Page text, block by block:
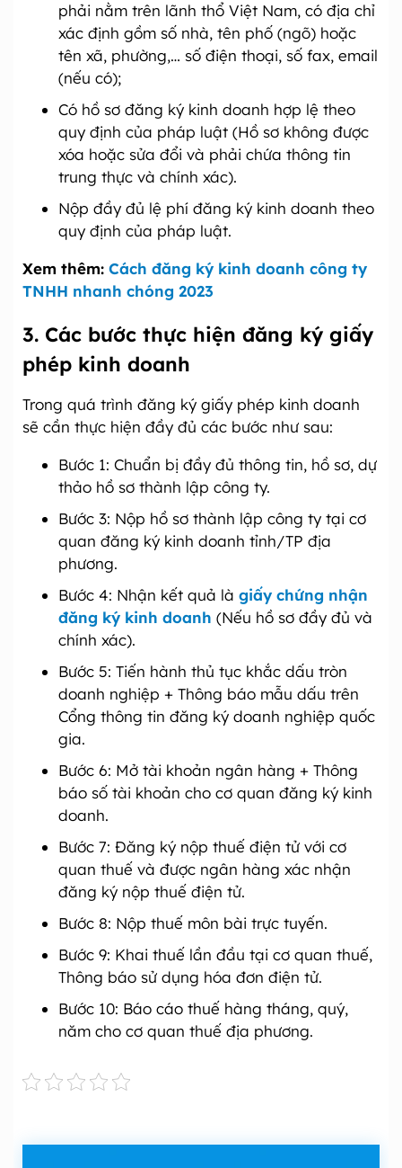
phải nằm trên lãnh thổ Việt Nam, có địa chỉ
xác định gồm số nhà, tên phố (ngõ) hoặc
tên xã, phường,… số điện thoại, số fax, email
(nếu có);
Có hồ sơ đăng ký kinh doanh hợp lệ theo
quy định của pháp luật (Hồ sơ không được
xóa hoặc sửa đổi và phải chứa thông tin
trung thực và chính xác).
Nộp đầy đủ lệ phí đăng ký kinh doanh theo
quy định của pháp luật.
Xem thêm: Cách đăng ký kinh doanh công ty
TNHH nhanh chóng 2023
3. Các bước thực hiện đăng ký giấy
phép kinh doanh
Trong quá trình đăng ký giấy phép kinh doanh
sẽ cần thực hiện đầy đủ các bước như sau:
Bước 1: Chuẩn bị đầy đủ thông tin, hồ sơ, dự
thảo hồ sơ thành lập công ty.
Bước 3: Nộp hồ sơ thành lập công ty tại cơ
quan đăng ký kinh doanh tỉnh/TP địa
phương.
Bước 4: Nhận kết quả là giấy chứng nhận
đăng ký kinh doanh (Nếu hồ sơ đầy đủ và
chính xác).
Bước 5: Tiến hành thủ tục khắc dấu tròn
doanh nghiệp + Thông báo mẫu dấu trên
Cổng thông tin đăng ký doanh nghiệp quốc
gia.
Bước 6: Mở tài khoản ngân hàng + Thông
báo số tài khoản cho cơ quan đăng ký kinh
doanh.
Bước 7: Đăng ký nộp thuế điện tử với cơ
quan thuế và được ngân hàng xác nhận
đăng ký nộp thuế điện tử.
Bước 8: Nộp thuế môn bài trực tuyến.
Bước 9: Khai thuế lần đầu tại cơ quan thuế,
Thông báo sử dụng hóa đơn điện tử.
Bước 10: Báo cáo thuế hàng tháng, quý,
năm cho cơ quan thuế địa phương.